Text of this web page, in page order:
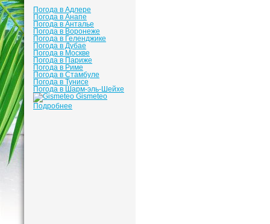
Погода в Адлере
Погода в Анапе
Погода в Анталье
Погода в Воронеже
Погода в Геленджике
Погода в Дубае
Погода в Москве
Погода в Париже
Погода в Риме
Погода в Стамбуле
Погода в Тунисе
Погода в Шарм-эль-Шейхе
Gismeteo
Подробнее